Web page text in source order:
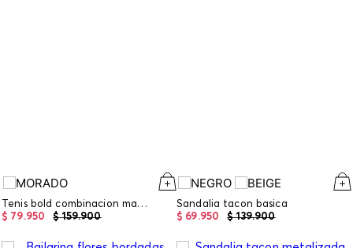
Tenis bold combinacion materiales y perlas en capellada
$ 159.900
$ 79.950
Sandalia tacon basica
$ 139.900
$ 69.950